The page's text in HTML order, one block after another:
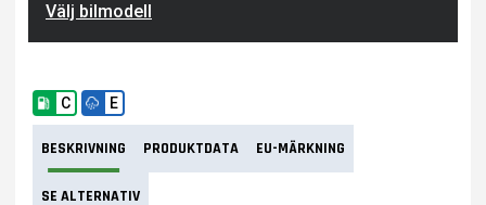
Välj bilmodell
C E
BESKRIVNING PRODUKTDATA EU-MÄRKNING
SE ALTERNATIV